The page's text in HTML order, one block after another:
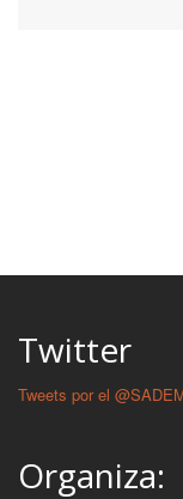
Twitter
Tweets por el
Organiza: